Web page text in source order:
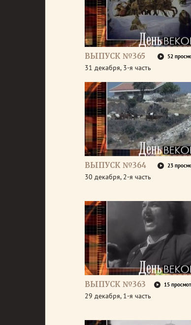
ВЫПУСК №365 52
31 декабря, 3-я часть
ВЫПУСК №364 23
30 декабря, 2-я часть
ВЫПУСК №363 15
29 декабря, 1-я часть